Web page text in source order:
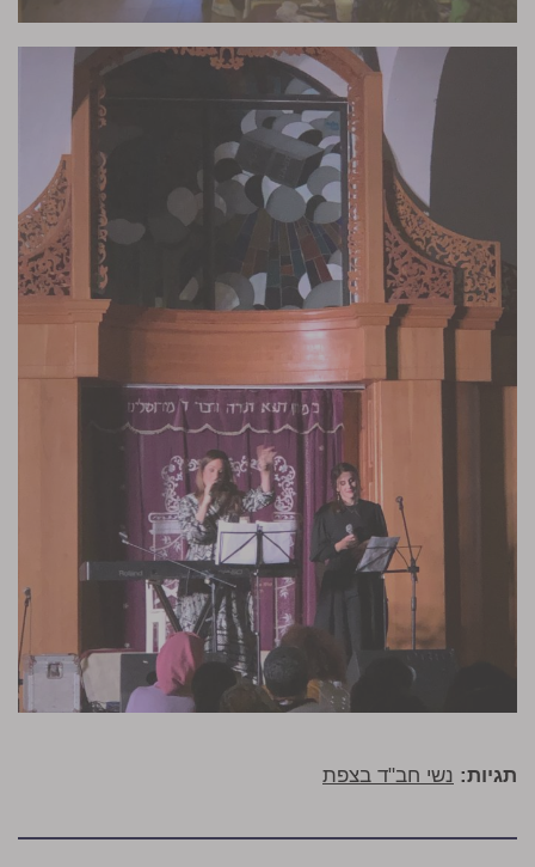
תגיות: נשי חב"ד בצפת